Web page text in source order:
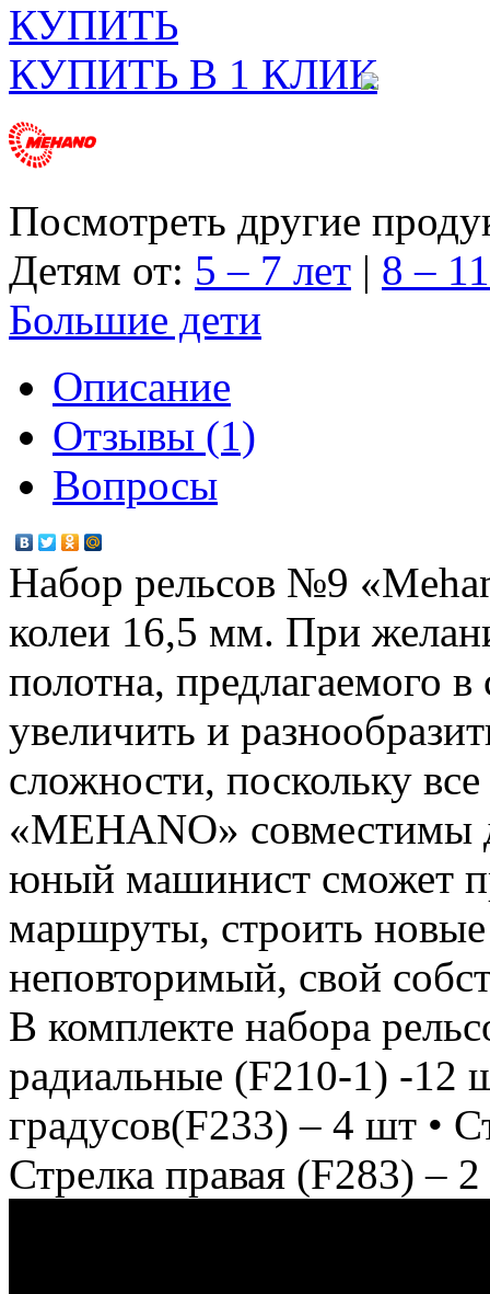
КУПИТЬ
КУПИТЬ В 1 КЛИК
Посмотреть другие
Детям от: 5 – 7 лет | 8 –
Большие дети
Описание
Отзывы (1)
Вопросы
Набор рельсов №9
колеи 16,5 мм. При
полотна, предлагаемого
увеличить и
сложности, поскольку
«MEHANO» совместимы
юный машинист сможет
маршруты, строить
неповторимый, свой
В комплекте набора
радиальные (F210-1) -12
градусов(F233) – 4 шт •
Стрелка правая (F283) –